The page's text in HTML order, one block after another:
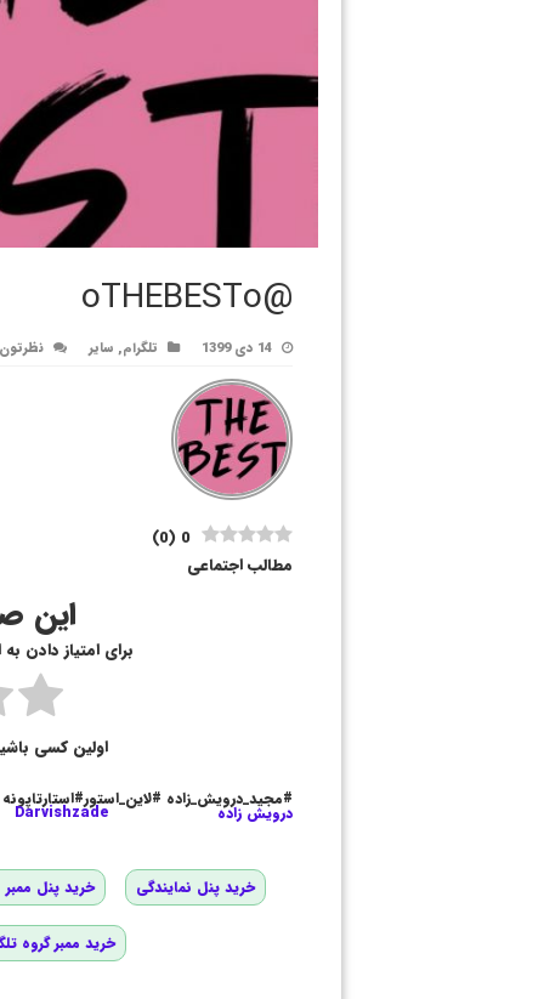
@oTHEBESTo
14 دی 1399 تلگرام, سایر
0
(
0
)
مطالب اجتماعی
این
برای امتیاز دادن
اولین کسی
#مجید_درویش_زاده #لاین_استور#استارتاپونه
درویش زاده Darvishzade
خرید پنل نمایندگی خرید پنل ممبر
خرید ممبر گروه